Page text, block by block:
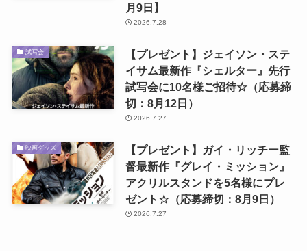
月9日】
2026.7.28
試写会
【プレゼント】ジェイソン・ステ
イサム最新作『シェルター』先行
試写会に10名様ご招待☆（応募締
切：8月12日）
2026.7.27
映画グッズ
【プレゼント】ガイ・リッチー監
督最新作『グレイ・ミッション』
アクリルスタンドを5名様にプレ
ゼント☆（応募締切：8月9日）
2026.7.27